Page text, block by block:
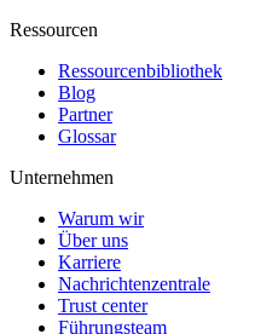
Ressourcen
Ressourcenbibliothek
Blog
Partner
Glossar
Unternehmen
Warum wir
Über uns
Karriere
Nachrichtenzentrale
Trust center
Führungsteam